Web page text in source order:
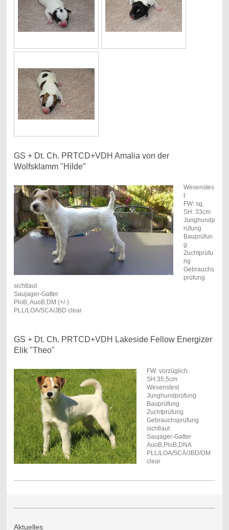
GS + Dt. Ch. PRTCD+VDH Amalia von der
Wolfsklamm "Hilde"
Wesenstes
t
FW: sg,
SH: 33cm
Junghundp
rüfung
Bauprüfun
g
Zuchtprüfu
ng
Gebrauchs
prüfung
sichtlaut
Saujager-Gatter
PloB, AuoB,DM (+/-)
PLL/LOA/SCA/JBD clear
GS + Dt. Ch. PRTCD+VDH Lakeside Fellow Energizer
Elik "Theo"
FW: vorzüglich
SH:35,5cm
Wesenstest
Junghundprüfung
Bauprüfung
Zuchtprüfung
Gebrauchsprüfung
sichtlaut
Saujager-Gatter
AuoB,PloB,DNA
PLL/LOA/SCA/JBD/DM
clear
Aktuelles